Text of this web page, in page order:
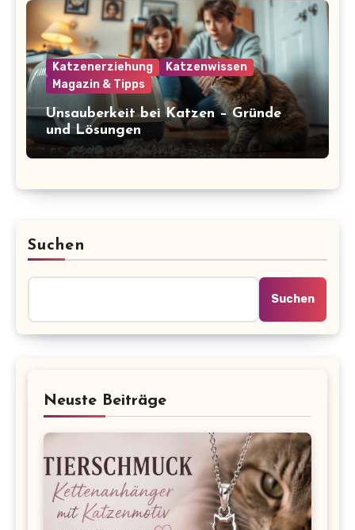
Katzenerziehung
Katzenwissen
Magazin & Tipps
Unsauberkeit bei Katzen – Gründe
und Lösungen
Suchen
Suchen
Neuste Beiträge